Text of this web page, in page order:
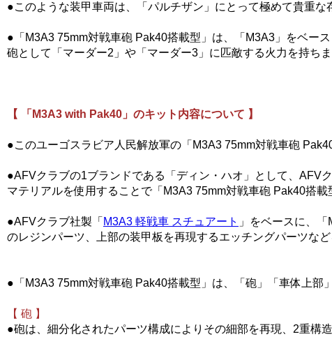
●このような装甲車両は、「パルチザン」にとって極めて貴重
●「M3A3 75mm対戦車砲 Pak40搭載型」は、「M3A3」をベー
砲として「マーダー2」や「マーダー3」に匹敵する火力を持ち
【 「M3A3 with Pak40」のキット内容について 】
●このユーゴスラビア人民解放軍の「M3A3 75mm対戦車砲
●AFVクラブの1ブランドである「ディン・ハオ」として、AFV
マテリアルを使用することで「M3A3 75mm対戦車砲 Pak40搭
●AFVクラブ社製「 M3A3 軽戦車 スチュアート 」をベースに、
のレジンパーツ、上部の装甲板を再現するエッチングパーツな
●「M3A3 75mm対戦車砲 Pak40搭載型」は、「砲」「車体上部
【 砲 】
●砲は、細分化されたパーツ構成によりその細部を再現、2重構